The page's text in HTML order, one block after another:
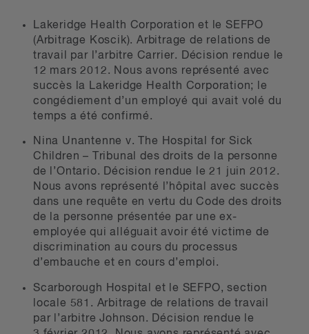
Lakeridge Health Corporation et le SEFPO
(Arbitrage Koscik). Arbitrage de relations de
travail par l’arbitre Carrier. Décision rendue le
12 mars 2012. Nous avons représenté avec
succès la Lakeridge Health Corporation; le
congédiement d’un employé qui avait volé du
temps a été confirmé.
Nina Unantenne v. The Hospital for Sick
Children – Tribunal des droits de la personne
de l’Ontario. Décision rendue le 21 juin 2012.
Nous avons représenté l’hôpital avec succès
dans une requête en vertu du Code des droits
de la personne présentée par une ex-
employée qui alléguait avoir été victime de
discrimination au cours du processus
d’embauche et en cours d’emploi.
Scarborough Hospital et le SEFPO, section
locale 581. Arbitrage de relations de travail
par l’arbitre Johnson. Décision rendue le